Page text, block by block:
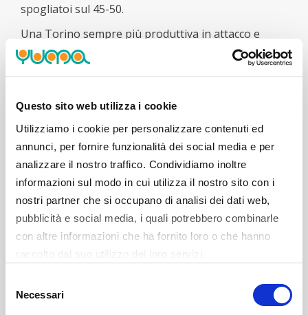
Questo sito web utilizza i cookie
Utilizziamo i cookie per personalizzare contenuti ed
annunci, per fornire funzionalità dei social media e per
analizzare il nostro traffico. Condividiamo inoltre
informazioni sul modo in cui utilizza il nostro sito con i
nostri partner che si occupano di analisi dei dati web,
pubblicità e social media, i quali potrebbero combinarle
con altre informazioni che ha fornito loro o che hanno
delNecessari
spogliatoi sul 45-50.
Una Torino sempre più produttiva in attacco e
lucida in difesa riesce a raggiungere la doppia cifra
di vantaggio nel terzo periodo, complice anche un
dei padroni di casa già promossi in Serie A con due
giornate di anticipo. I friulani però provano a rifarsi
sotto con una tripla di Caroti da metà campo per
tornare a -8 alla fine della terza frazione sul 69-77.
Udine cambia marcia in avvio di ultimo quarto: in un
amen, Caroti e Ambrosin firmano un parziale di 9-3
per rientrare a -2 (78-80), costringendo coach
Moretti a chiamare timeout per cercare di non farsi
dei padroni di casa che, dopo tanto tempo,
rimettono la testa avanti con Pullazi. È tutta un’altra